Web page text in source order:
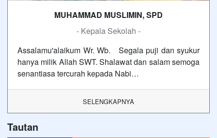
MUHAMMAD MUSLIMIN, SPD
- Kepala Sekolah -
Assalamu'alaikum Wr. Wb. Segala puji dan syukur
hanya milik Allah SWT. Shalawat dan salam semoga
senantiasa tercurah kepada Nabi…
SELENGKAPNYA
Tautan